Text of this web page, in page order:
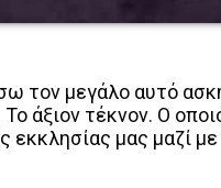
τον μεγάλο αυτό
άξιον τέκνον. Ο
εκκλησίας μας μαζί